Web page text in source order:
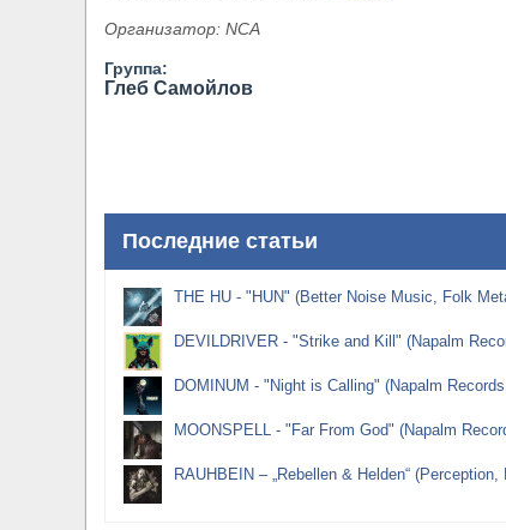
Организатор: NCA
Группа:
Глеб Самойлов
Последние статьи
THE HU - "HUN" (Better Noise Music, Folk
DEVILDRIVER - "Strike and Kill" (Napalm
DOMINUM - "Night is Calling" (Napalm
MOONSPELL - "Far From God" (Napalm
RAUHBEIN – „Rebellen & Helden“